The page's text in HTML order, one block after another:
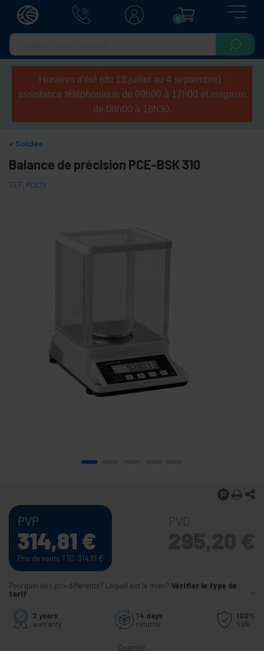
0
Horaires d'été (du 13 juillet au 4 septembre) :
assistance téléphonique de 09h00 à 17h00 et magasin
de 08h00 à 16h30.
Soldes
Balance de précision PCE-BSK 310
REF: PC029
PVP
314,81 €
Prix de vente TTC: 314,81 €
Pourquoi des prix différents? Lequel est le mien? Vérifier le type de
tarif
2 years
warranty
14 days
returns
100%
safe
Quantité